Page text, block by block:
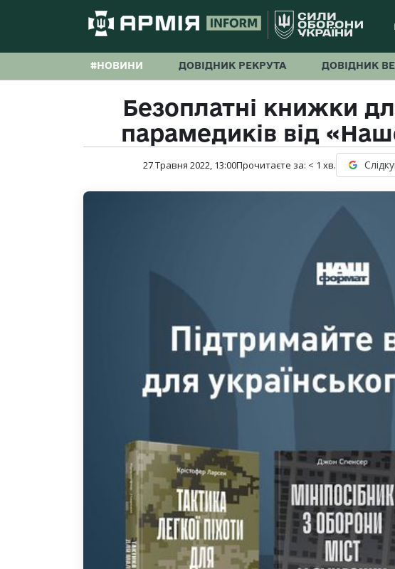
#НОВИНИ ДОВІДНИК РЕКРУТА ДОВІДНИК
Безоплатні книжки
парамедиків від
27 Травня 2022, 13:00Прочитаєте за: < 1 хв.